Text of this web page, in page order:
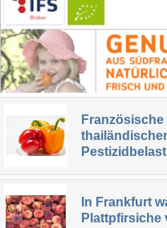
In Frankfurt
Plattpfirsiche